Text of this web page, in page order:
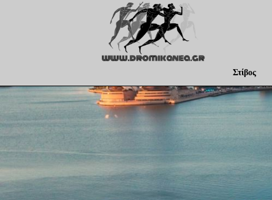
Στίβος